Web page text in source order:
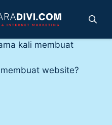
kali membuat
website?